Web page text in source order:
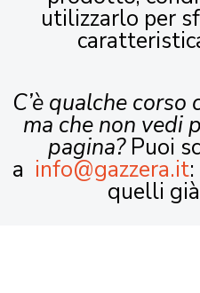
utilizzarlo per
C’è qualche
ma che non vedi
pagina?Puoi
a info@gazzera.it
quelli